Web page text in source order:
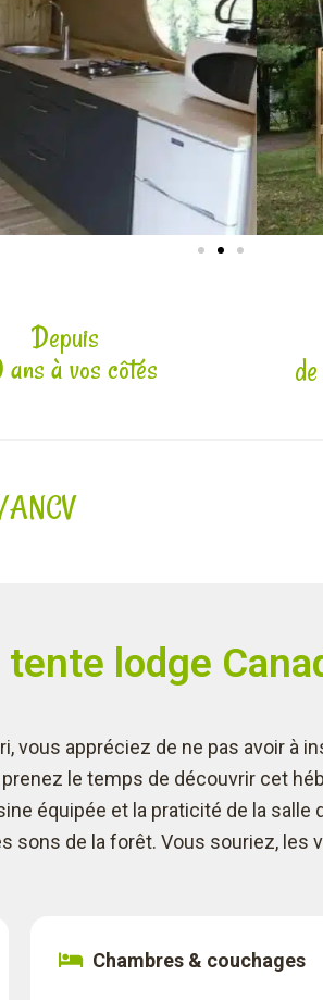
Depuis
à vos côtés
lodge
vous appréciez de ne pas avoir à
le temps de découvrir cet
équipée et la praticité de la salle
sons de la forêt. Vous souriez, les
Chambres & couchages